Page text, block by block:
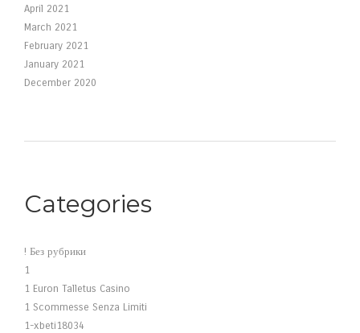
April 2021
March 2021
February 2021
January 2021
December 2020
Categories
! Без рубрики
1
1 Euron Talletus Casino
1 Scommesse Senza Limiti
1-xbeti18034